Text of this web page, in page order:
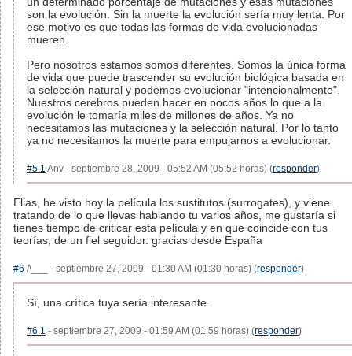
son la evolución. Sin la muerte la evolución sería muy lenta. Por
ese motivo es que todas las formas de vida evolucionadas
mueren.
Pero nosotros estamos somos diferentes. Somos la única forma
de vida que puede trascender su evolución biológica basada en
la selección natural y podemos evolucionar "intencionalmente".
Nuestros cerebros pueden hacer en pocos años lo que a la
evolución le tomaría miles de millones de años. Ya no
necesitamos las mutaciones y la selección natural. Por lo tanto
ya no necesitamos la muerte para empujarnos a evolucionar.
#5.1 Anv - septiembre 28, 2009 - 05:52 AM (05:52 horas) (responder)
Elias, he visto hoy la película los sustitutos (surrogates), y viene
tratando de lo que llevas hablando tu varios años, me gustaría si
tienes tiempo de criticar esta película y en que coincide con tus
teorías, de un fiel seguidor. gracias desde España
#6 /\___ - septiembre 27, 2009 - 01:30 AM (01:30 horas) (responder)
Sí, una crítica tuya sería interesante.
#6.1 - septiembre 27, 2009 - 01:59 AM (01:59 horas) (responder)